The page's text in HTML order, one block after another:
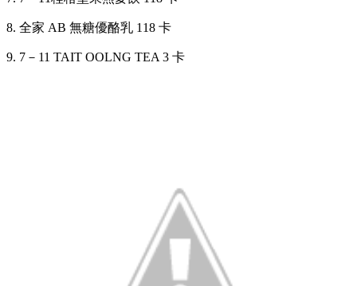
8. 全家 AB 無糖優酪乳 118 卡
9. 7 － 11 TAIT OOLNG TEA 3 卡